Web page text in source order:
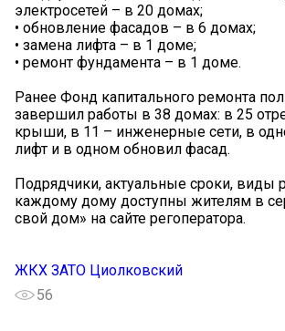
электросетей – в 20 домах;
• обновление фасадов – в 6 домах;
• замена лифта – в 1 доме;
• ремонт фундамента – в 1 доме.
Ранее Фонд капитального ремонта
завершил работы в 38 домах: в 25
крыши, в 11 – инженерные сети, в
лифт и в одном обновил фасад.
Подрядчики, актуальные сроки, виды
каждому дому доступны жителям в
свой дом» на сайте регоператора.
ЖКХ ЗАТО Циолковский
56